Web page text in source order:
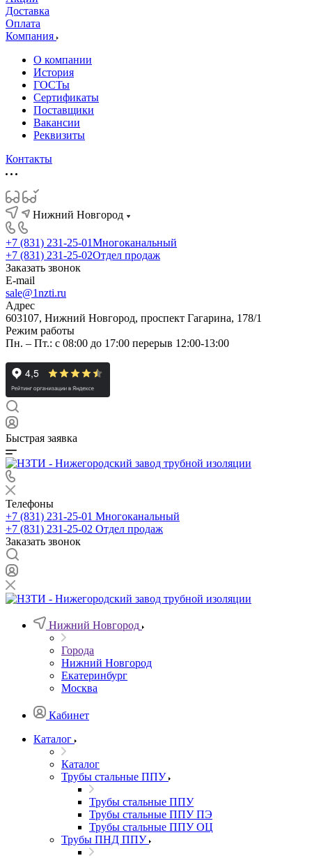
Доставка
Оплата
Компания
О компании
История
ГОСТы
Сертификаты
Поставщики
Вакансии
Реквизиты
Контакты
Нижний Новгород
+7 (831) 231-25-01Многоканальный
+7 (831) 231-25-02Отдел продаж
Заказать звонок
E-mail
sale@1nzti.ru
Адрес
603107, Нижний Новгород, проспект Гагарина, 178/1
Режим работы
Пн. – Пт.: с 08:00 до 17:00 перерыв 12:00-13:00
Быстрая заявка
Телефоны
+7 (831) 231-25-01 Многоканальный
+7 (831) 231-25-02 Отдел продаж
Заказать звонок
Нижний Новгород
Города
Нижний Новгород
Екатеринбург
Москва
Кабинет
Каталог
Каталог
Трубы стальные ППУ
Трубы стальные ППУ
Трубы стальные ППУ ПЭ
Трубы стальные ППУ ОЦ
Трубы ПНД ППУ